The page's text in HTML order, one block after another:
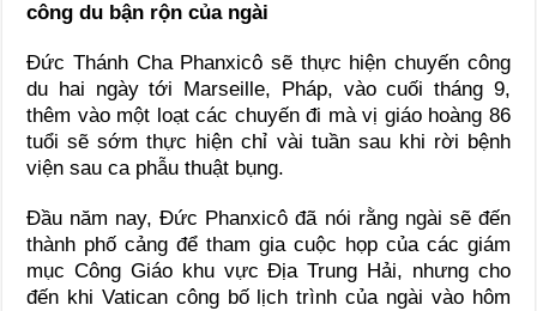
công du bận rộn của ngài
Đức Thánh Cha Phanxicô sẽ thực hiện chuyến công
du hai ngày tới Marseille, Pháp, vào cuối tháng 9,
thêm vào một loạt các chuyến đi mà vị giáo hoàng 86
tuổi sẽ sớm thực hiện chỉ vài tuần sau khi rời bệnh
viện sau ca phẫu thuật bụng.
Đầu năm nay, Đức Phanxicô đã nói rằng ngài sẽ đến
thành phố cảng để tham gia cuộc họp của các giám
mục Công Giáo khu vực Địa Trung Hải, nhưng cho
đến khi Vatican công bố lịch trình của ngài vào hôm